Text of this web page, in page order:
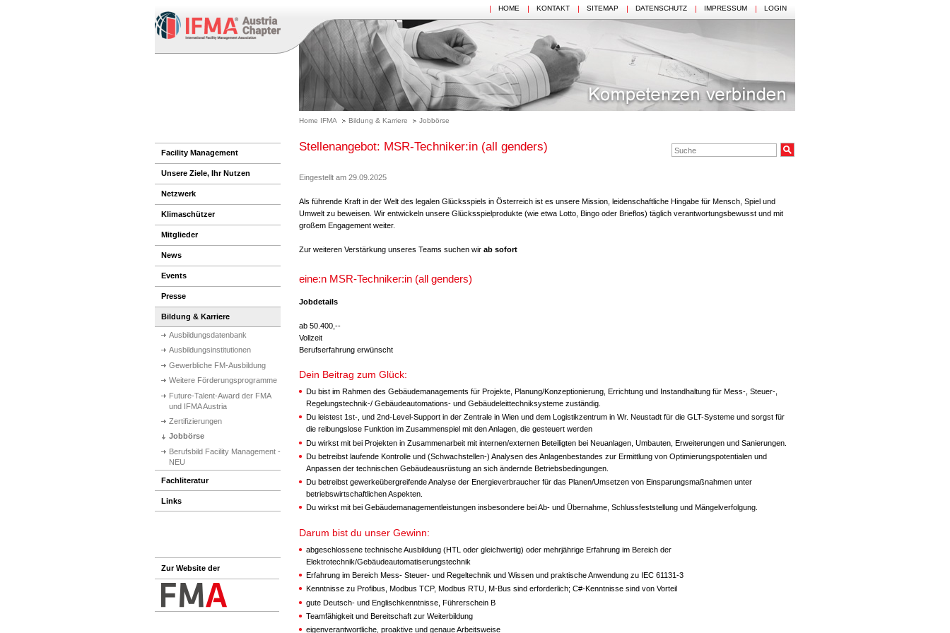
HOME KONTAKT SITEMAP DATENSCHUTZ IMPRESSUM LOGIN
Home IFMA Bildung & Karriere Jobbörse
Facility Management
Unsere Ziele, Ihr Nutzen
Netzwerk
Klimaschützer
Mitglieder
News
Events
Presse
Bildung & Karriere
Ausbildungsdatenbank
Ausbildungsinstitutionen
Gewerbliche FM-Ausbildung
Weitere Förderungsprogramme
Future-Talent-Award der FMA
und IFMA Austria
Zertifizierungen
Jobbörse
Berufsbild Facility Management -
NEU
Fachliteratur
Links
Zur Website der
Stellenangebot: MSR-Techniker:in (all genders)
Eingestellt am 29.09.2025
Als führende Kraft in der Welt des legalen Glücksspiels in Österreich ist es unsere Mission, leidenschaftliche Hingabe für Mensch, Spiel und
Umwelt zu beweisen. Wir entwickeln unsere Glücksspielprodukte (wie etwa Lotto, Bingo oder Brieflos) täglich verantwortungsbewusst und mit
großem Engagement weiter.
Zur weiteren Verstärkung unseres Teams suchen wir ab sofort
eine:n MSR-Techniker:in (all genders)
Jobdetails
ab 50.400,--
Vollzeit
Berufserfahrung erwünscht
Dein Beitrag zum Glück:
Du bist im Rahmen des Gebäudemanagements für Projekte, Planung/Konzeptionierung, Errichtung und Instandhaltung für Mess-, Steuer-,
Regelungstechnik-/ Gebäudeautomations- und Gebäudeleittechniksysteme zuständig.
Du leistest 1st-, und 2nd-Level-Support in der Zentrale in Wien und dem Logistikzentrum in Wr. Neustadt für die GLT-Systeme und sorgst für
die reibungslose Funktion im Zusammenspiel mit den Anlagen, die gesteuert werden
Du wirkst mit bei Projekten in Zusammenarbeit mit internen/externen Beteiligten bei Neuanlagen, Umbauten, Erweiterungen und Sanierungen.
Du betreibst laufende Kontrolle und (Schwachstellen-) Analysen des Anlagenbestandes zur Ermittlung von Optimierungspotentialen und
Anpassen der technischen Gebäudeausrüstung an sich ändernde Betriebsbedingungen.
Du betreibst gewerkeübergreifende Analyse der Energieverbraucher für das Planen/Umsetzen von Einsparungsmaßnahmen unter
betriebswirtschaftlichen Aspekten.
Du wirkst mit bei Gebäudemanagementleistungen insbesondere bei Ab- und Übernahme, Schlussfeststellung und Mängelverfolgung.
Darum bist du unser Gewinn:
abgeschlossene technische Ausbildung (HTL oder gleichwertig) oder mehrjährige Erfahrung im Bereich der
Elektrotechnik/Gebäudeautomatiserungstechnik
Erfahrung im Bereich Mess- Steuer- und Regeltechnik und Wissen und praktische Anwendung zu IEC 61131-3
Kenntnisse zu Profibus, Modbus TCP, Modbus RTU, M-Bus sind erforderlich; C#-Kenntnisse sind von Vorteil
gute Deutsch- und Englischkenntnisse, Führerschein B
Teamfähigkeit und Bereitschaft zur Weiterbildung
eigenverantwortliche, proaktive und genaue Arbeitsweise